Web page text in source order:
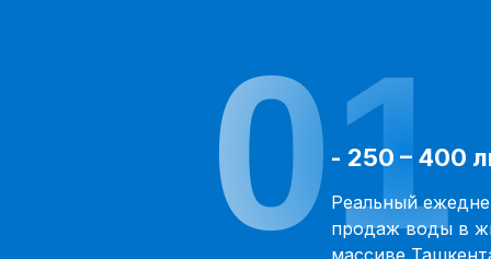
- 250 – 400
Реальный
продаж воды в
массиве
01